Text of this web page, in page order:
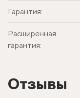
Гарантия:
Расширенная
гарантия:
Отзывы